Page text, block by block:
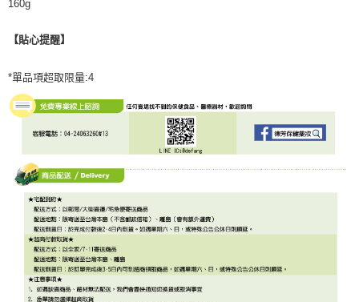
160g
【貼心提醒】
*單品項超取限量:4